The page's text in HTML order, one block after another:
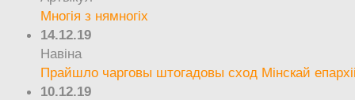
Многія з нямногіх
14.12.19
Навіна
Прайшло чарговы штогадовы сход Мінскай
10.12.19